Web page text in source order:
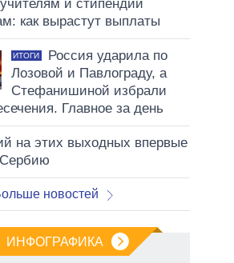
и стипендий
как вырастут выплаты
ИТОГИ
Россия ударила по
Лозовой и Павлограду, а
Стефанишиной избрали
Главное за день
на этих выходных впервые
Сербию
новостей
ИНФОГРАФИКА